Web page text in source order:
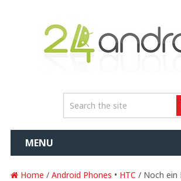
MENU
Home / Android Phones • HTC / Noch ein